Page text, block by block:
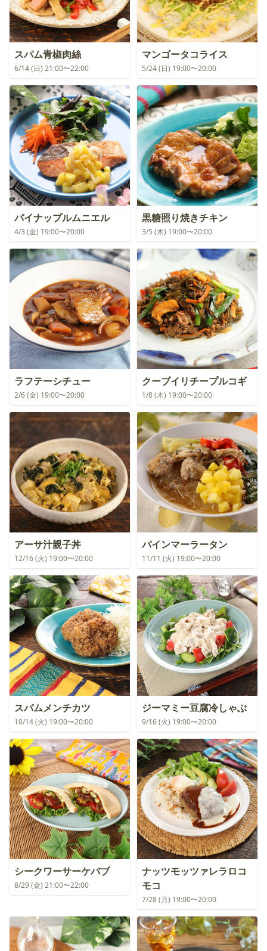
スパム青椒肉絲
6/14 (日) 21:00〜22:00
マンゴータコライス
5/24 (日) 19:00〜20:00
パイナップルムニエル
4/3 (金) 19:00〜20:00
黒糖照り焼きチキン
3/5 (木) 19:00〜20:00
ラフテーシチュー
2/6 (金) 19:00〜20:00
クーブイリチープルコギ
1/8 (木) 19:00〜20:00
アーサ汁親子丼
12/16 (火) 19:00〜20:00
パインマーラータン
11/11 (火) 19:00〜20:00
スパムメンチカツ
10/14 (火) 19:00〜20:00
ジーマミー豆腐冷しゃぶ
9/16 (火) 19:00〜20:00
シークワーサーケバブ
8/29 (金) 21:00〜22:00
ナッツモッツァレラロコ
モコ
7/28 (月) 19:00〜20:00